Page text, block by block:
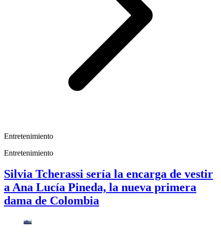
Entretenimiento
Entretenimiento
Silvia Tcherassi sería la encarga de vestir
a Ana Lucía Pineda, la nueva primera
dama de Colombia